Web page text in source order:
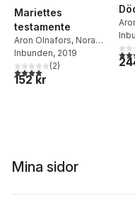
Mariettes
testamente
Aron Olnafors, Nora
Olnafors
Inbunden, 2019
4,0utav 5 stjärnor. Totalt antal
(2)
152 kr
4,0
Mina sidor